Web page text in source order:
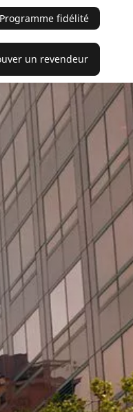
Programme fidélité
un revendeur